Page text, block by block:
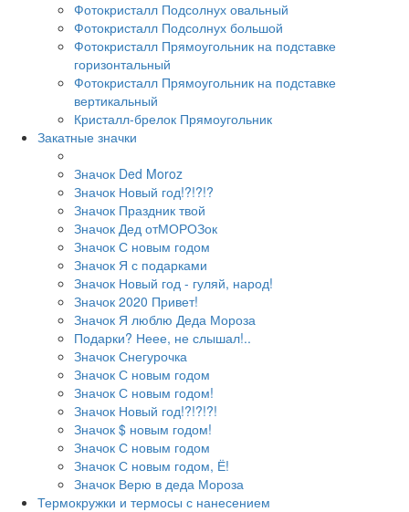
Фотокристалл Подсолнух овальный
Фотокристалл Подсолнух большой
Фотокристалл Прямоугольник на подставке
горизонтальный
Фотокристалл Прямоугольник на подставке
вертикальный
Кристалл-брелок Прямоугольник
Закатные значки
Значок Ded Moroz
Значок Новый год!?!?!?
Значок Праздник твой
Значок Дед отМОРОЗок
Значок С новым годом
Значок Я с подарками
Значок Новый год - гуляй, народ!
Значок 2020 Привет!
Значок Я люблю Деда Мороза
Подарки? Неее, не слышал!..
Значок Снегурочка
Значок С новым годом
Значок С новым годом!
Значок Новый год!?!?!?!
Значок $ новым годом!
Значок С новым годом
Значок С новым годом, Ё!
Значок Верю в деда Мороза
Термокружки и термосы с нанесением